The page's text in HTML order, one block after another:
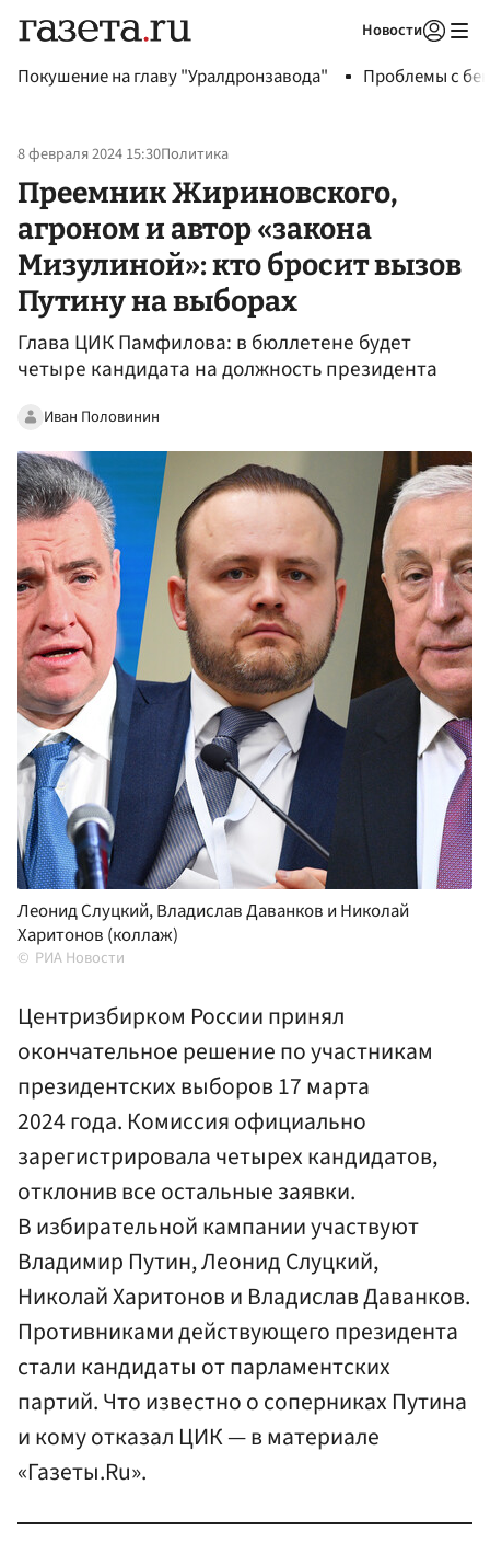
Новости
Покушение на главу "Уралдронзавода" Проблемы с
8 февраля 2024 15:30Политика
Преемник Жириновского,
агроном и автор «закона
Мизулиной»: кто бросит вызов
Путину на выборах
Глава ЦИК Памфилова: в бюллетене будет
четыре кандидата на должность президента
Иван Половинин
Леонид Слуцкий, Владислав Даванков и Николай
Харитонов (коллаж)
РИА Новости
Центризбирком России принял
окончательное решение по участникам
президентских выборов 17 марта
2024 года. Комиссия официально
зарегистрировала четырех кандидатов,
отклонив все остальные заявки.
В избирательной кампании участвуют
Владимир Путин, Леонид Слуцкий,
Николай Харитонов и Владислав Даванков.
Противниками действующего президента
стали кандидаты от парламентских
партий. Что известно о соперниках Путина
и кому отказал ЦИК — в материале
«Газеты.Ru».